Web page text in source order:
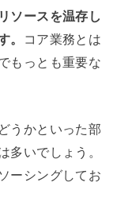
リソースを温存し
。
コア業務とは
もっとも重要な
うかといった部
多いでしょう。
ーシングしてお